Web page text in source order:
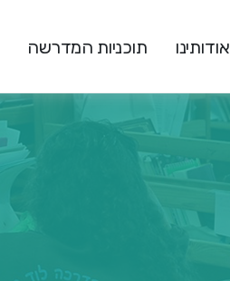
אודותינו תוכניות המדרשה